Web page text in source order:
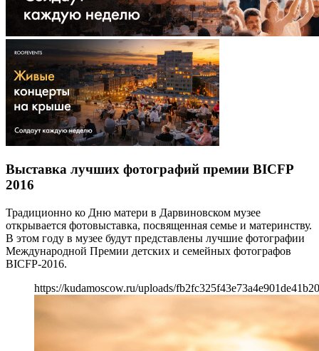
Выставка лучших фотографий премии BICFP
2016
Традиционно ко Дню матери в Дарвиновском музее
открывается фотовыставка, посвященная семье и материнству.
В этом году в музее будут представлены лучшие фотографии
Международной Премии детских и семейных фотографов
BICFP-2016.
https://kudamoscow.ru/uploads/